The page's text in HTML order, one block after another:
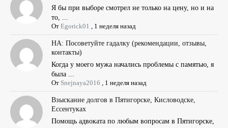
Я бы при выборе смотрел не только на цену, но и на
то, ...
ОтEgorick01 1 неделя назад
НА: Посоветуйте гадалку (рекомендации, отзывы,
контакты)
Когда у моего мужа начались проблемы с памятью, я
была ...
От Snejnaya2016 1 неделя назад
Взыскание долгов в Пятигорске, Кисловодске,
Ессентуках
Помощь адвоката по любым вопросам в Пятигорске,